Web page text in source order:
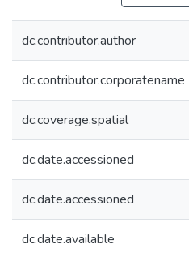
dc.contributor.author
dc.contributor.corporatename
dc.coverage.spatial
dc.date.accessioned
dc.date.accessioned
dc.date.available